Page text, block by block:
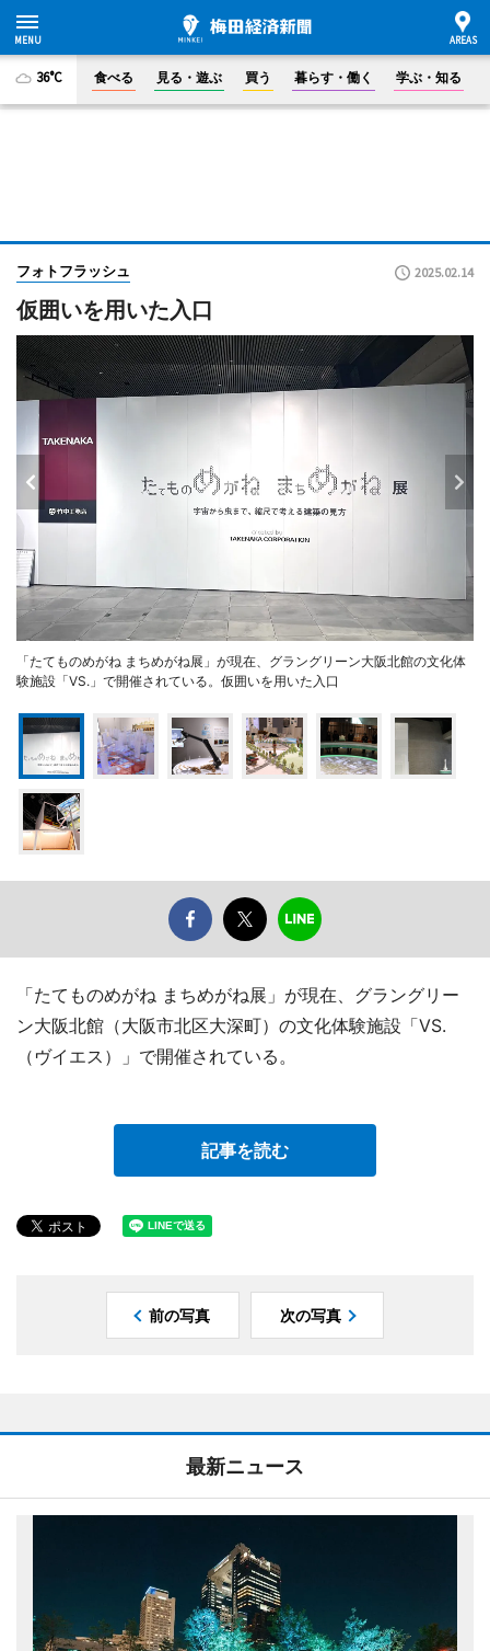
36°C 食べる 見る・遊ぶ 買う 暮らす・働く 学ぶ・知る
フォトフラッシュ 2025.02.14
仮囲いを用いた入口
「たてものめがね まちめがね展」が現在、グラングリーン大阪北館の文化体
験施設「VS.」で開催されている。仮囲いを用いた入口
「たてものめがね まちめがね展」が現在、グラングリー
ン大阪北館（大阪市北区大深町）の文化体験施設「VS.
（ヴイエス）」で開催されている。
記事を読む
前の写真 次の写真
最新ニュース